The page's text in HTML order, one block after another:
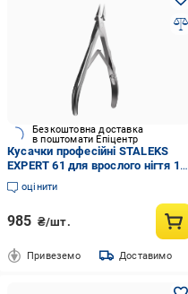
Безкоштовна доставка
в поштомати Епіцентр
Кусачки професійні STALEKS
EXPERT 61 для врослого нігтя 12
мм (NE-61-12)
оцінити
985 ₴/шт.
Привеземо Доставимо